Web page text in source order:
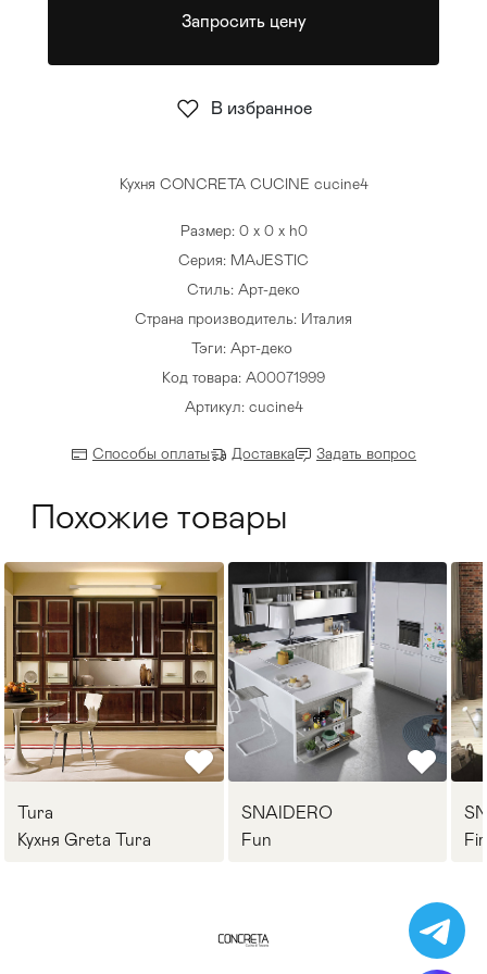
Кухня CONCRETA CUCINE cucine4
Размер: 0 x 0 x h0
Серия: MAJESTIC
Стиль: Арт-деко
Страна производитель: Италия
Тэги: Арт-деко
Код товара: A00071999
Артикул: cucine4
Способы оплаты Доставка Задать вопрос
Запросить цену
В избранное
Похожие товары
Tura
Кухня Greta Tura
SNAIDERO
Fun